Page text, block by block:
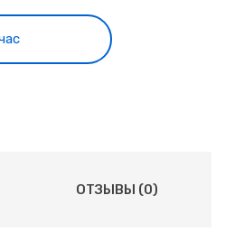
ОТЗЫВЫ (0)